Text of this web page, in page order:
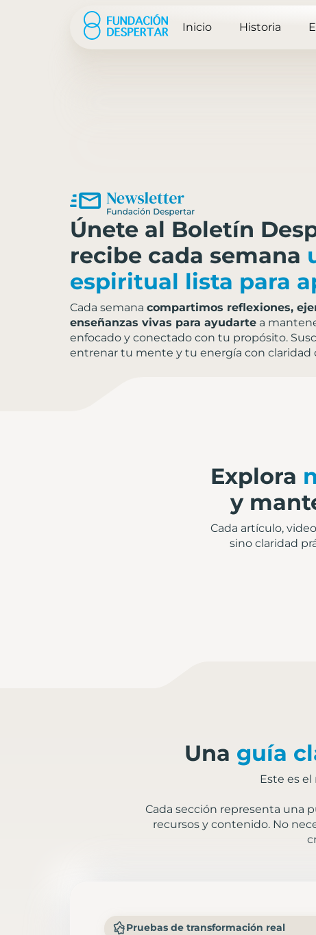
Inicio Historia
Únete al Boletín
recibe cada semana
espiritual lista para
Cada semana compartimos reflexiones,
enseñanzas vivas para ayudarte a
enfocado y conectado con tu propósito.
entrenar tu mente y tu energía con claridad
Explora
y
Cada artículo,
sino claridad
Una guía
Este es
Cada sección representa una
recursos y contenido. No
Pruebas de transformación real